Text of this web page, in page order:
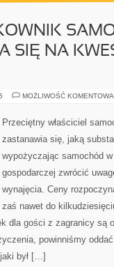
SIĘ NA
MOŻLIWOŚĆ
Przeciętny właściciel
zastanawia się, jaką
wypożyczając samochód
gospodarczej zwrócić
wynajęcia. Ceny
zaś nawet do
dla gości z zagranicy są
powinniśmy
był […]